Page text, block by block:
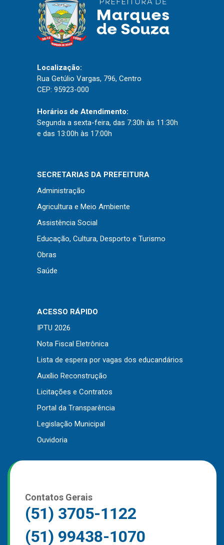
experiência mais relevante, lembrando suas
preferências e visitas repetidas. Ao clicar em
“Aceitar”, você concorda com o uso de TODOS os
Localização:
Rua Getúlio Vargas, 796, Centro
CEP: 95923-000
Horários de Atendimento:
Segunda a sexta-feira, das 7:30h às 11:30h
e das 13:00h às 17:00h
SECRETARIAS DA PREFEITURA
Administração
Agricultura e Meio Ambiente
Assistência Social
Educação, Cultura, Desporto e Turismo
Obras
Saúde
ACESSO RÁPIDO
IPTU 2026
Nota Fiscal Eletrônica
Lista de espera por vagas dos educandários
Auxílio Reconstrução
Licitações e Contratos
Portal da Transparência
Legislação Municipal
Ouvidoria
Contatos Gerais
(51) 3705-1122
(51) 99438-1070